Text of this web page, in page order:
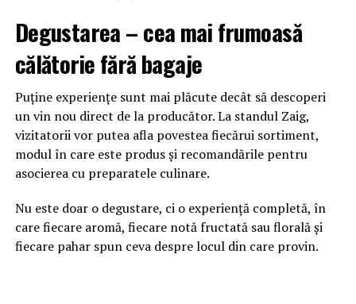
Degustarea – cea mai frumoasă
călătorie fără bagaje
Puține experiențe sunt mai plăcute decât să descoperi
un vin nou direct de la producător. La standul Zaig,
vizitatorii vor putea afla povestea fiecărui sortiment,
modul în care este produs și recomandările pentru
asocierea cu preparatele culinare.
Nu este doar o degustare, ci o experiență completă, în
care fiecare aromă, fiecare notă fructată sau florală și
fiecare pahar spun ceva despre locul din care provin.